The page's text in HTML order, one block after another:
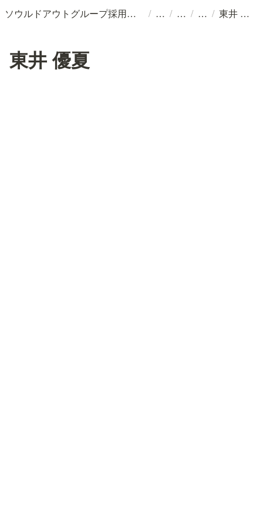
ソウルドアウトグループ採用情報 / / / / 東井 優夏
東井 優夏